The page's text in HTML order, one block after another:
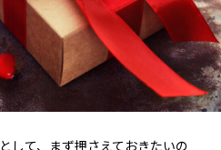
して、まず押さえておきたいの